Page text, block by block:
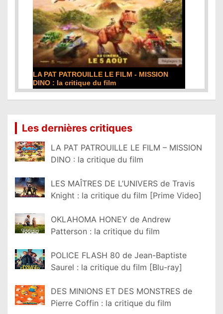
LA PAT PATROUILLE LE FILM - MISSION
DINO : la critique du film
Les dernières critiques
LA PAT PATROUILLE LE FILM – MISSION
DINO : la critique du film
LES MAÎTRES DE L’UNIVERS de Travis
Knight : la critique du film [Prime Video]
OKLAHOMA HONEY de Andrew
Patterson : la critique du film
POLICE FLASH 80 de Jean-Baptiste
Saurel : la critique du film [Blu-ray]
DES MINIONS ET DES MONSTRES de
Pierre Coffin : la critique du film